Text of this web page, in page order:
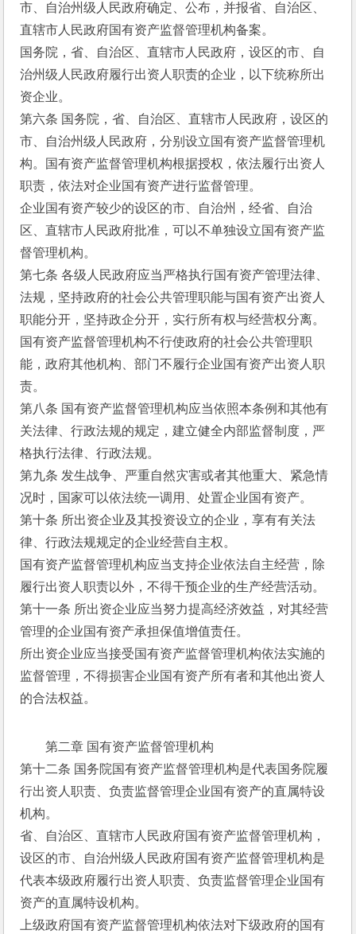
市、自治州级人民政府确定、公布，并报省、自治区、
直辖市人民政府国有资产监督管理机构备案。
国务院，省、自治区、直辖市人民政府，设区的市、自
治州级人民政府履行出资人职责的企业，以下统称所出
资企业。
第六条 国务院，省、自治区、直辖市人民政府，设区的
市、自治州级人民政府，分别设立国有资产监督管理机
构。国有资产监督管理机构根据授权，依法履行出资人
职责，依法对企业国有资产进行监督管理。
企业国有资产较少的设区的市、自治州，经省、自治
区、直辖市人民政府批准，可以不单独设立国有资产监
督管理机构。
第七条 各级人民政府应当严格执行国有资产管理法律、
法规，坚持政府的社会公共管理职能与国有资产出资人
职能分开，坚持政企分开，实行所有权与经营权分离。
国有资产监督管理机构不行使政府的社会公共管理职
能，政府其他机构、部门不履行企业国有资产出资人职
责。
第八条 国有资产监督管理机构应当依照本条例和其他有
关法律、行政法规的规定，建立健全内部监督制度，严
格执行法律、行政法规。
第九条 发生战争、严重自然灾害或者其他重大、紧急情
况时，国家可以依法统一调用、处置企业国有资产。
第十条 所出资企业及其投资设立的企业，享有有关法
律、行政法规规定的企业经营自主权。
国有资产监督管理机构应当支持企业依法自主经营，除
履行出资人职责以外，不得干预企业的生产经营活动。
第十一条 所出资企业应当努力提高经济效益，对其经营
管理的企业国有资产承担保值增值责任。
所出资企业应当接受国有资产监督管理机构依法实施的
监督管理，不得损害企业国有资产所有者和其他出资人
的合法权益。
第二章 国有资产监督管理机构
第十二条 国务院国有资产监督管理机构是代表国务院履
行出资人职责、负责监督管理企业国有资产的直属特设
机构。
省、自治区、直辖市人民政府国有资产监督管理机构，
设区的市、自治州级人民政府国有资产监督管理机构是
代表本级政府履行出资人职责、负责监督管理企业国有
资产的直属特设机构。
上级政府国有资产监督管理机构依法对下级政府的国有